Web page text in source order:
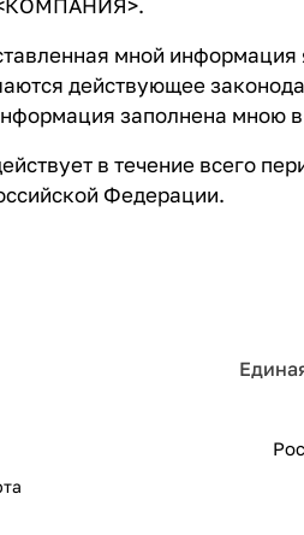
<КОМПАНИЯ>.
мной
действующее
заполнена мною
в течение всего
Федерации.